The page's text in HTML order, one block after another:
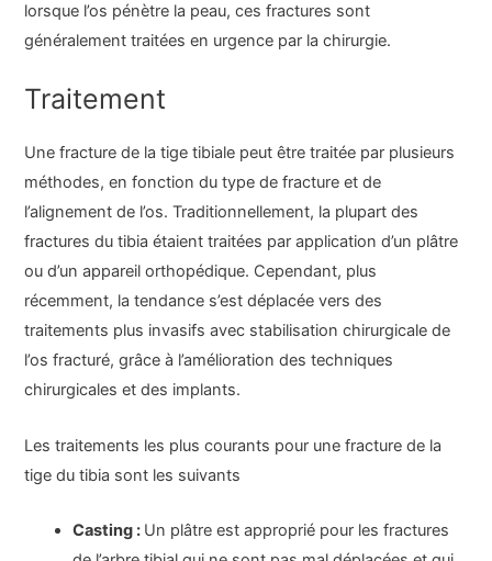
lorsque l’os pénètre la peau, ces fractures sont
généralement traitées en urgence par la chirurgie.
Traitement
Une fracture de la tige tibiale peut être traitée par plusieurs
méthodes, en fonction du type de fracture et de
l’alignement de l’os. Traditionnellement, la plupart des
fractures du tibia étaient traitées par application d’un plâtre
ou d’un appareil orthopédique. Cependant, plus
récemment, la tendance s’est déplacée vers des
traitements plus invasifs avec stabilisation chirurgicale de
l’os fracturé, grâce à l’amélioration des techniques
chirurgicales et des implants.
Les traitements les plus courants pour une fracture de la
tige du tibia sont les suivants
Casting : Un plâtre est approprié pour les fractures